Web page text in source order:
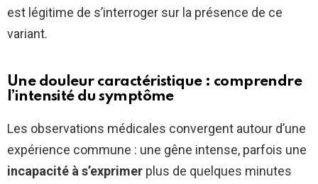
est légitime de s’interroger sur la présence de ce
variant.
Une douleur caractéristique : comprendre
l’intensité du symptôme
Les observations médicales convergent autour d’une
expérience commune : une gêne intense, parfois une
incapacité à s’exprimer plus de quelques minutes